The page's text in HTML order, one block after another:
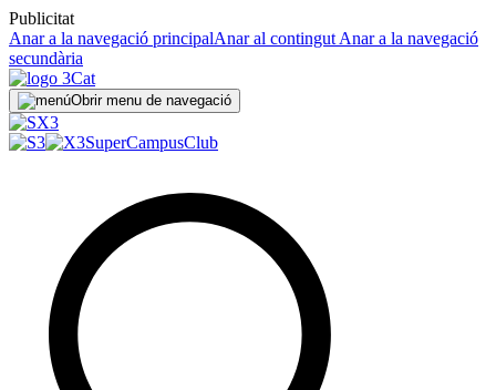
Publicitat
Anar a la navegació principalAnar al contingut Anar a la navegació
secundària
Obrir menu de navegació
SuperCampusClub